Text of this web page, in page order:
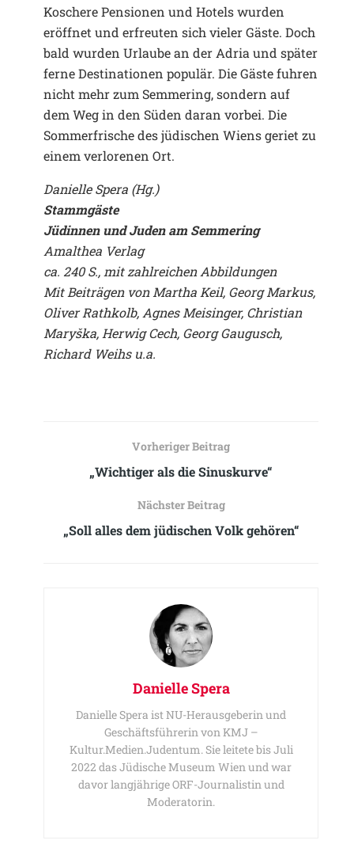
Koschere Pensionen und Hotels wurden
eröffnet und erfreuten sich vieler Gäste. Doch
bald wurden Urlaube an der Adria und später
ferne Destinationen populär. Die Gäste fuhren
nicht mehr zum Semmering, sondern auf
dem Weg in den Süden daran vorbei. Die
Sommerfrische des jüdischen Wiens geriet zu
einem verlorenen Ort.
Danielle Spera (Hg.)
Stammgäste
Jüdinnen und Juden am Semmering
Amalthea Verlag
ca. 240 S., mit zahlreichen Abbildungen
Mit Beiträgen von Martha Keil, Georg Markus,
Oliver Rathkolb, Agnes Meisinger, Christian
Maryška, Herwig Cech, Georg Gaugusch,
Richard Weihs u.a.
Vorheriger Beitrag
„Wichtiger als die Sinuskurve“
Nächster Beitrag
„Soll alles dem jüdischen Volk gehören“
Danielle Spera
Danielle Spera ist NU-Herausgeberin und
Geschäftsführerin von KMJ –
Kultur.Medien.Judentum. Sie leitete bis Juli
2022 das Jüdische Museum Wien und war
davor langjährige ORF-Journalistin und
Moderatorin.